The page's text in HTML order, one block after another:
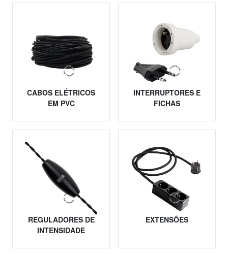
CABOS ELÉTRICOS
EM PVC
INTERRUPTORES E
FICHAS
REGULADORES DE
INTENSIDADE
EXTENSÕES